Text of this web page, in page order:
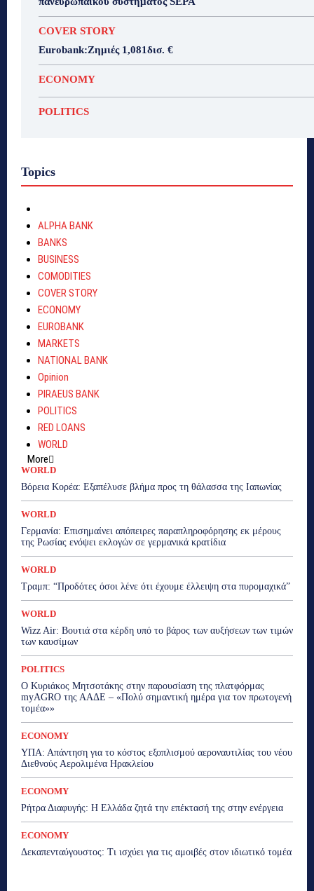
COVER STORY
Eurobank:Ζημιές 1,081δισ. €
ECONOMY
POLITICS
Topics
ALPHA BANK
BANKS
BUSINESS
COMODITIES
COVER STORY
ECONOMY
EUROBANK
MARKETS
NATIONAL BANK
Opinion
PIRAEUS BANK
POLITICS
RED LOANS
WORLD
More
WORLD
Βόρεια Κορέα: Eξαπέλυσε βλήμα προς τη θάλασσα της Ιαπωνίας
WORLD
Γερμανία: Eπισημαίνει απόπειρες παραπληροφόρησης εκ μέρους
της Ρωσίας ενόψει εκλογών σε γερμανικά κρατίδια
WORLD
Τραμπ: “Προδότες όσοι λένε ότι έχουμε έλλειψη στα πυρομαχικά”
WORLD
Wizz Air: Βουτιά στα κέρδη υπό το βάρος των αυξήσεων των τιμών
των καυσίμων
POLITICS
Ο Κυριάκος Μητσοτάκης στην παρουσίαση της πλατφόρμας
myAGRO της ΑΑΔΕ – «Πολύ σημαντική ημέρα για τον πρωτογενή
τομέα»»
ECONOMY
ΥΠΑ: Απάντηση για το κόστος εξοπλισμού αεροναυτιλίας του νέου
Διεθνούς Αερολιμένα Ηρακλείου
ECONOMY
Ρήτρα Διαφυγής: Η Ελλάδα ζητά την επέκτασή της στην ενέργεια
ECONOMY
Δεκαπενταύγουστος: Τι ισχύει για τις αμοιβές στον ιδιωτικό τομέα